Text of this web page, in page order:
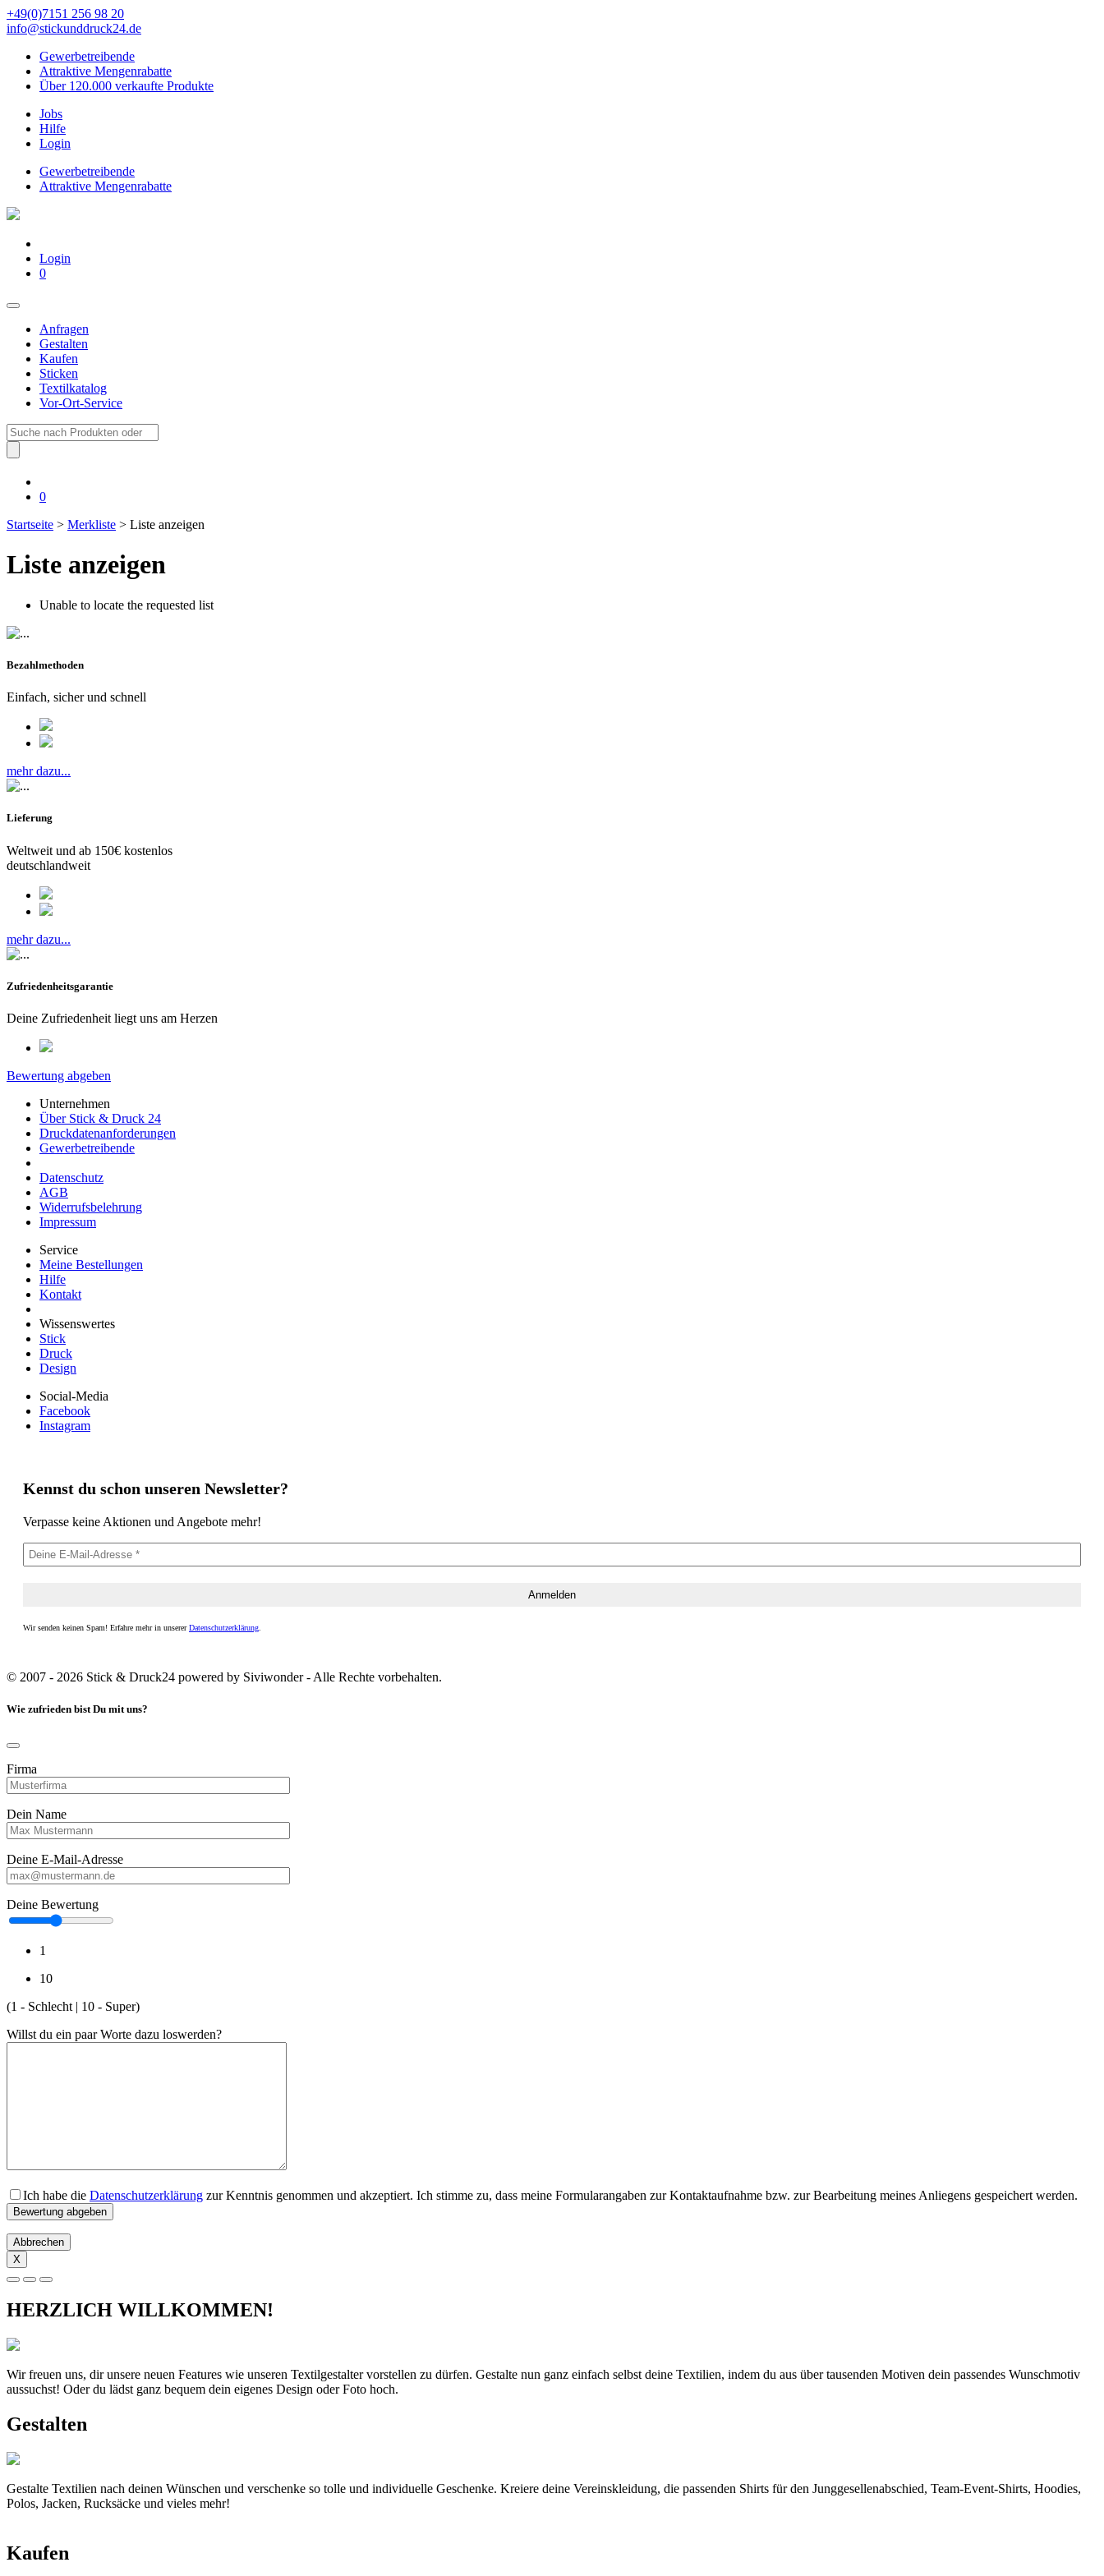
+49(0)7151 256 98 20‬
info@stickunddruck24.de
Gewerbetreibende
Attraktive Mengenrabatte
Über 120.000 verkaufte Produkte
Jobs
Hilfe
Login
Gewerbetreibende
Attraktive Mengenrabatte
Login
0
Anfragen
Gestalten
Kaufen
Sticken
Textilkatalog
Vor-Ort-Service
Suche
nach:
0
Startseite > Merkliste > Liste anzeigen
Liste anzeigen
Unable to locate the requested list
Bezahlmethoden
Einfach, sicher und schnell
mehr dazu...
Lieferung
Weltweit und ab 150€ kostenlos
deutschlandweit
mehr dazu...
Zufriedenheitsgarantie
Deine Zufriedenheit liegt uns am Herzen
Bewertung abgeben
Unternehmen
Über Stick & Druck 24
Druckdatenanforderungen
Gewerbetreibende
Datenschutz
AGB
Widerrufsbelehrung
Impressum
Service
Meine Bestellungen
Hilfe
Kontakt
Wissenswertes
Stick
Druck
Design
Social-Media
Facebook
Instagram
Kennst du schon unseren Newsletter?
Verpasse keine Aktionen und Angebote mehr!
Wir senden keinen Spam! Erfahre mehr in unsererDatenschutzerklärung
© 2007 - 2026 Stick & Druck24 powered by Siviwonder - Alle Rechte vorbehalten.
Wie zufrieden bist Du mit uns?
Firma
Dein Name
Deine E-Mail-Adresse
Deine Bewertung
1
10
(1 - Schlecht | 10 - Super)
Willst du ein paar Worte dazu loswerden?
Ich habe die Datenschutzerklärung zur Kenntnis genommen und akzeptiert. Ich stimme zu, dass meine Formularangaben zur Kontaktaufnahme bzw. zur Bearbeitung meines Anliegens gespeichert werden.
Abbrechen
X
HERZLICH WILLKOMMEN!
Wir freuen uns, dir unsere neuen Features wie unseren Textilgestalter vorstellen zu dürfen. Gestalte nun ganz einfach selbst deine Textilien, indem du aus über tausenden Motiven dein passendes Wunschmotiv
aussuchst! Oder du lädst ganz bequem dein eigenes Design oder Foto hoch.
Gestalten
Gestalte Textilien nach deinen Wünschen und verschenke so tolle und individuelle Geschenke. Kreiere deine Vereinskleidung, die passenden Shirts für den Junggesellenabschied, Team-Event-Shirts, Hoodies,
Polos, Jacken, Rucksäcke und vieles mehr!
Kaufen